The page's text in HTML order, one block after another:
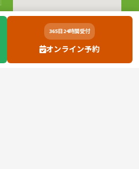
365日24時間受付
オンライン予約